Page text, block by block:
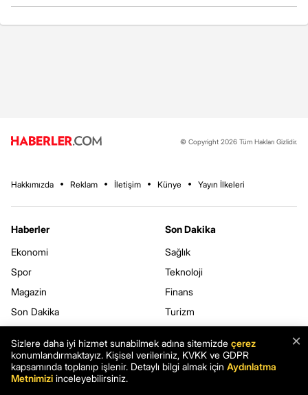
© Copyright 2026 Tüm Hakları Gizlidir.
Hakkımızda Reklam İletişim Künye Yayın İlkeleri
Haberler
Ekonomi
Spor
Magazin
Son Dakika
3.Sayfa
Dünya
Son Dakika
Sağlık
Teknoloji
Finans
Turizm
Yerel Haberler
×
Sizlere daha iyi hizmet sunabilmek adına sitemizde çerez
konumlandırmaktayız. Kişisel verileriniz, KVKK ve GDPR
kapsamında toplanıp işlenir. Detaylı bilgi almak için Aydınlatma
Metnimizi inceleyebilirsiniz.